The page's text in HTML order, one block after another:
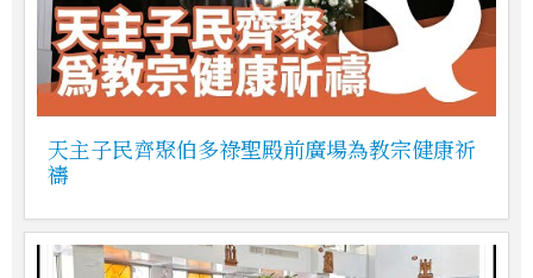
天主子民齊聚伯多祿聖殿前廣場為教宗健康祈
禱